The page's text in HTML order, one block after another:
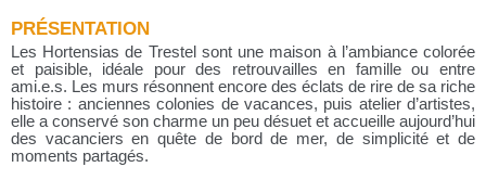
PRÉSENTATION
Les Hortensias de Trestel sont une maison à l’ambiance colorée
et paisible, idéale pour des retrouvailles en famille ou entre
ami.e.s. Les murs résonnent encore des éclats de rire de sa riche
histoire : anciennes colonies de vacances, puis atelier d’artistes,
elle a conservé son charme un peu désuet et accueille aujourd’hui
des vacanciers en quête de bord de mer, de simplicité et de
moments partagés.